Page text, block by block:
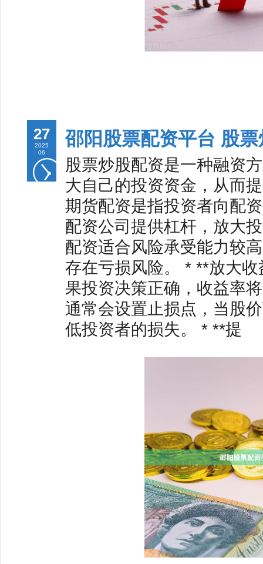
27
2025
06
邵阳股票配资平台 股
股票炒股配资是一种融资
大自己的投资资金，从而
期货配资是指投资者向配
配资公司提供杠杆，放大
配资适合风险承受能力较
存在亏损风险。 * **放大
果投资决策正确，收益率
通常会设置止损点，当股
低投资者的损失。 * **提